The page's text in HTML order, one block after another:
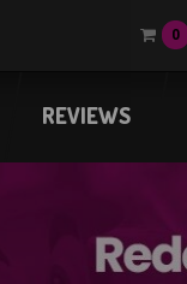
0
REVIEWS